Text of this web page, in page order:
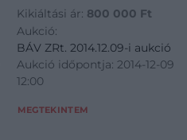
Kikiáltási ár: 800 000 Ft
Aukció:
BÁV ZRt. 2014.12.09-i aukció
Aukció időpontja: 2014-12-09
12:00
MEGTEKINTEM